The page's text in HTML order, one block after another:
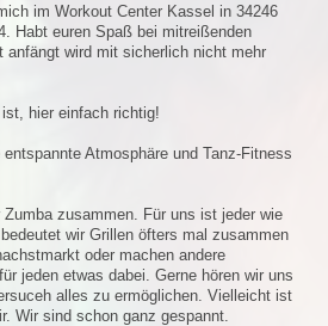
im Workout Center Kassel in 34246
Habt euren Spaß bei mitreißenden
anfängt wird mit sicherlich nicht mehr
hier einfach richtig!
Atmosphäre und Tanz-Fitness
zusammen. Für uns ist jeder wie
wir Grillen öfters mal zusammen
oder machen andere
jeden etwas dabei. Gerne hören wir uns
alles zu ermöglichen. Vielleicht ist
Wir sind schon ganz gespannt.